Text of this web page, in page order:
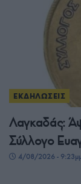
ΕΚΔΗΛΩΣΕΙΣ
Λαγκαδάς:
Σύλλογο
4/08/2026 -